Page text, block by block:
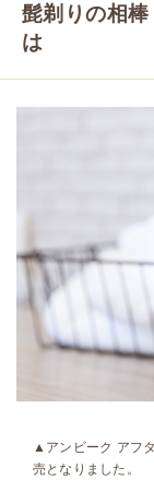
髭剃りの相
は
▲アンビーク アフ
売となりました。